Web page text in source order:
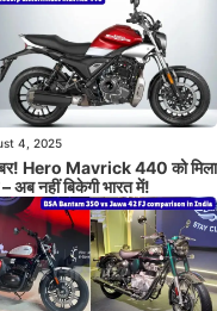
4, 2025
Hero Mavrick 440 को मिला
अब नहीं बिकेगी भारत में!